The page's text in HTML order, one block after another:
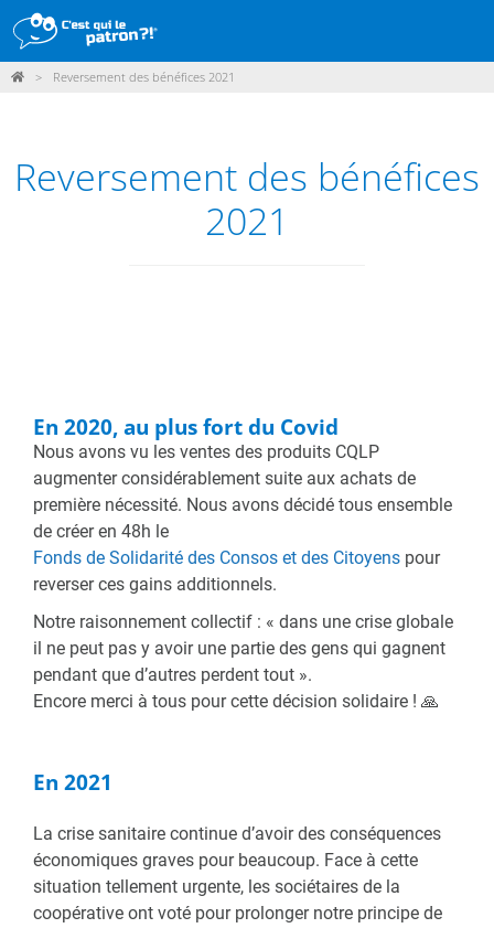
POINTS DE VENTE
PARTICIPER
> Reversement des bénéfices 2021
Reversement des bénéfices
2021
En 2020, au plus fort du Covid
Nous avons vu les ventes des produits CQLP
augmenter considérablement suite aux achats de
première nécessité. Nous avons décidé tous ensemble
de créer en 48h le
Fonds de Solidarité des Consos et des Citoyens pour
reverser ces gains additionnels.
Notre raisonnement collectif : « dans une crise globale
il ne peut pas y avoir une partie des gens qui gagnent
pendant que d’autres perdent tout ».
Encore merci à tous pour cette décision solidaire ! 🙏
En 2021
La crise sanitaire continue d’avoir des conséquences
économiques graves pour beaucoup. Face à cette
situation tellement urgente, les sociétaires de la
coopérative ont voté pour prolonger notre principe de